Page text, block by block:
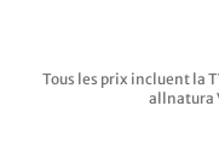
Tous les prix incluent la
allnatura